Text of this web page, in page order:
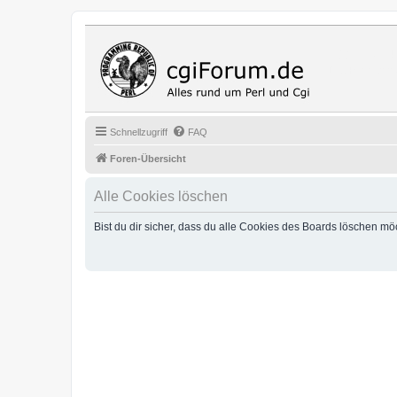
Schnellzugriff FAQ
Foren-Übersicht
Alle Cookies löschen
Bist du dir sicher, dass du alle Cookies des Boards löschen